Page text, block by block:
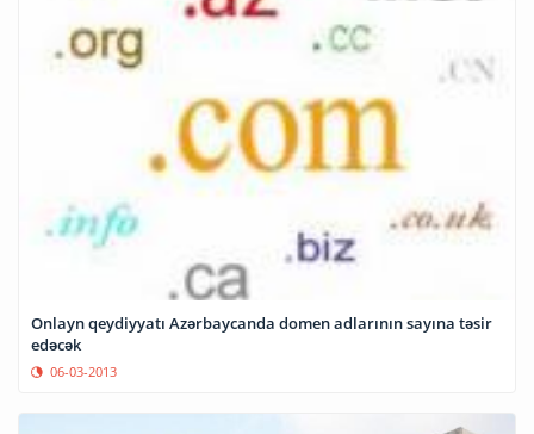
Onlayn qeydiyyatı Azərbaycanda domen adlarının sayına təsir
edəcək
06-03-2013